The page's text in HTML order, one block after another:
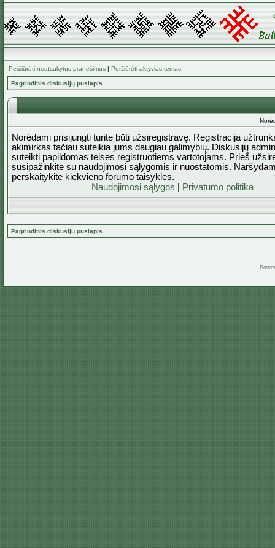
Peržiūrėti neatsakytus pranešimus | Peržiūrėti aktyvias temas
Pagrindinis diskusijų puslapis
Norėdami prisijungti turite būti užsiregistravę. Registracija
akimirkas tačiau suteikia jums daugiau galimybių. Diskusijų
suteikti papildomas teises registruotiems vartotojams. Prieš
susipažinkite su naudojimosi sąlygomis ir nuostatomis.
perskaitykite kiekvieno forumo taisykles.
Naudojimosi sąlygos
Privatumo politika
Pagrindinis diskusijų puslapis